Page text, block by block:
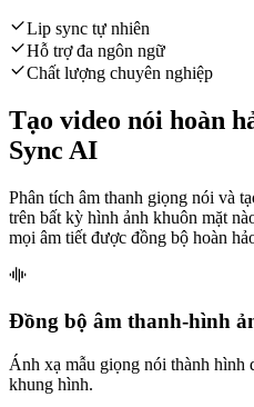
Lip sync tự nhiên
Hỗ trợ đa ngôn ngữ
Chất lượng chuyên nghiệp
Tạo video nói hoàn
Sync AI
Phân tích âm thanh giọng nói và
trên bất kỳ hình ảnh khuôn mặt
mọi âm tiết được đồng bộ hoàn
Đồng bộ âm thanh-hình
Ánh xạ mẫu giọng nói thành hình
khung hình.